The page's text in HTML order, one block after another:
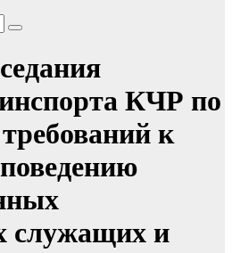
КЧР по
к
служащих и